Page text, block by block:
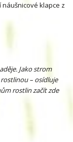
náušnicové klapce z
Jako strom
– osídluje
rostlin začít zde